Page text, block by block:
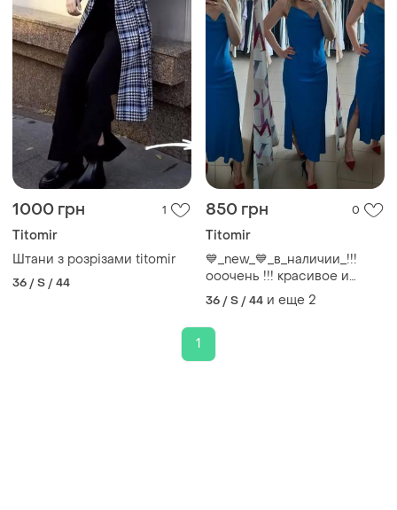
1000 грн 1
Titomir
Штани з розрізами titomir
36 / S / 44
850 грн 0
Titomir
💙_new_💙_в_наличии_!!!
ооочень !!! красивое и
нежное платье!!!💙
36 / S / 44 и еще 2
1